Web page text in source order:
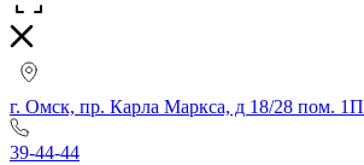
г. Омск, пр. Карла Маркса, д 18/28 пом. 1П
39-44-44